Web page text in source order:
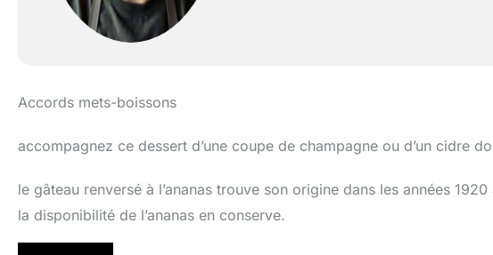
Accords mets-boissons
accompagnez ce dessert d’une coupe de champagne ou d’un cidre
le gâteau renversé à l’ananas trouve son origine dans les années
la disponibilité de l’ananas en conserve.